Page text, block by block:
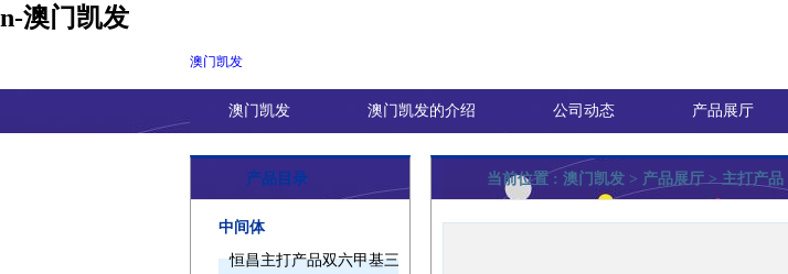
n-澳门凯发
澳门凯发
澳门凯发 澳门凯发的介绍 公司动态 产品展厅
产品目录
中间体
恒昌主打产品双六甲基三胺欢迎询价
当前位置 : 澳门凯发 > 产品展厅 >主打产品